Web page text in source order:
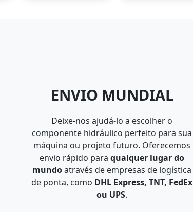
ENVIO MUNDIAL
Deixe-nos ajudá-lo a escolher o
componente hidráulico perfeito para sua
máquina ou projeto futuro. Oferecemos
envio rápido para qualquer lugar do
mundoatravés de empresas de logística
de ponta, como DHL Express, TNT, FedEx
ou UPS.